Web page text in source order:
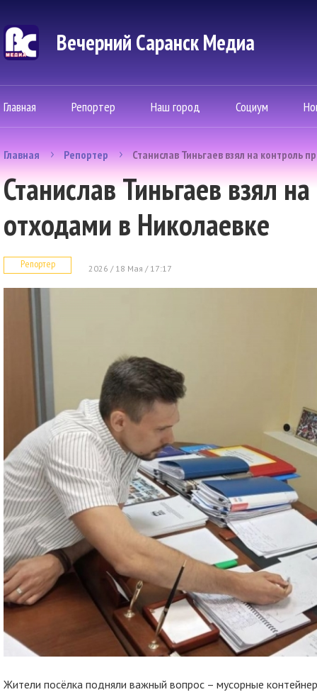
Вечерний Саранск Mедиа
Главная Репортер Наш город Социум
Главная Репортер Станислав Тиньгаев взял на контроль
Станислав Тиньгаев взял
отходами в Николаевке
Репортер 2026 / 18 Мая / 17:17
Жители посёлка подняли важный вопрос – мусорные